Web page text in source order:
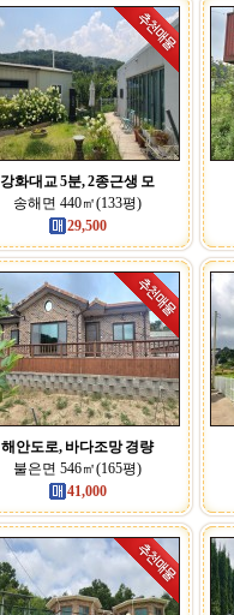
강화대교 5분, 2종근생 모
송해면 440㎡(133평)
29,500
해안도로, 바다조망 경량
불은면 546㎡(165평)
41,000